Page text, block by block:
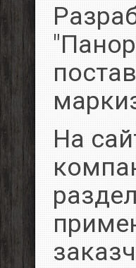
На